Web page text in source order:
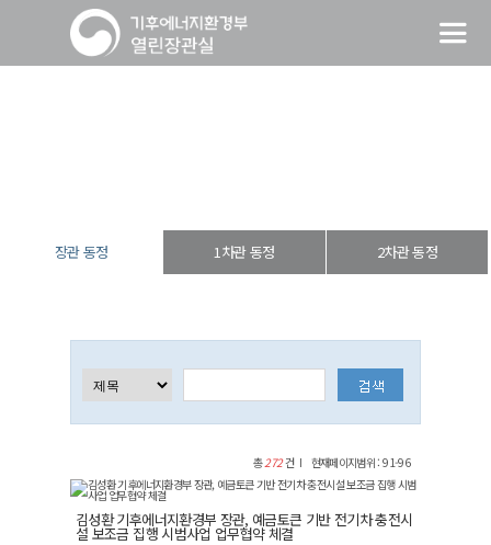
장관 동정 1차관 동정 2차관 동정
총272건 현재페이지범위 : 91-96
김성환 기후에너지환경부 장관, 예금토큰 기반 전기차 충전시
설 보조금 집행 시범사업 업무협약 체결